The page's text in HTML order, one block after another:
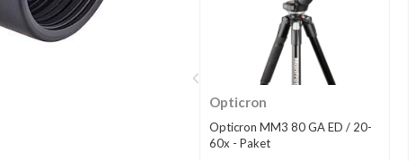
Opticron
Opticron MM3 80 GA ED / 20-
60x - Paket